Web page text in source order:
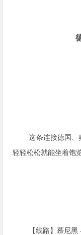
这条连接德国、
轻轻松松就能坐着饱
【线路】慕尼